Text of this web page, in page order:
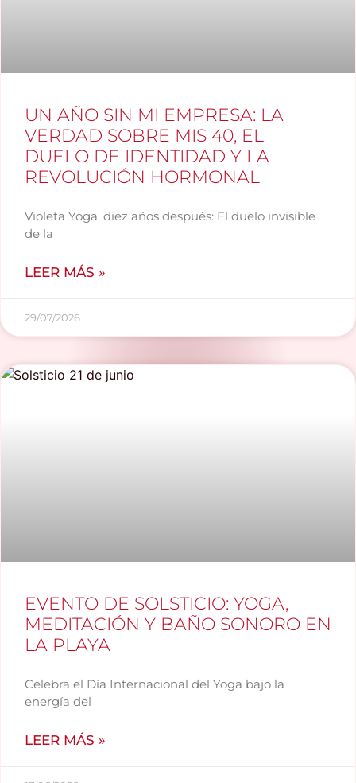
UN AÑO SIN MI EMPRESA: LA
VERDAD SOBRE MIS 40, EL
DUELO DE IDENTIDAD Y LA
REVOLUCIÓN HORMONAL
Violeta Yoga, diez años después: El duelo invisible
de la
LEER MÁS »
29/07/2026
EVENTO DE SOLSTICIO: YOGA,
MEDITACIÓN Y BAÑO SONORO EN
LA PLAYA
Celebra el Día Internacional del Yoga bajo la
energía del
LEER MÁS »